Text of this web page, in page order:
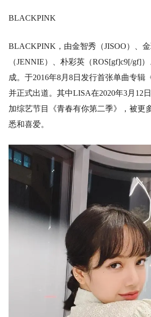
BLACKPINK
BLACKPINK，由金智秀（JISOO）、
（JENNIE）、朴彩英（ROS[gf]c9[/gf]
成。于2016年8月8日发行首张单曲专辑
并正式出道。其中LISA在2020年3月12
加综艺节目《青春有你第二季》，被更
悉和喜爱。